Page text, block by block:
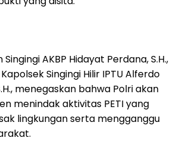
AKBP Hidayat Perdana, S.H.,
Kapolsek Singingi Hilir IPTU Alferdo
menegaskan bahwa Polri akan
menindak aktivitas PETI yang
lingkungan serta mengganggu